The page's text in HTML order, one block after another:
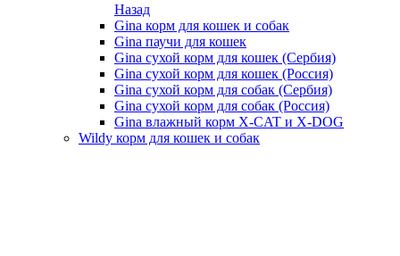
Назад
Gina корм для кошек и собак
Gina паучи для кошек
Gina сухой корм для кошек (Сербия)
Gina сухой корм для кошек (Россия)
Gina сухой корм для собак (Сербия)
Gina сухой корм для собак (Россия)
Gina влажный корм X-CAT и X-DOG
Wildy корм для кошек и собак